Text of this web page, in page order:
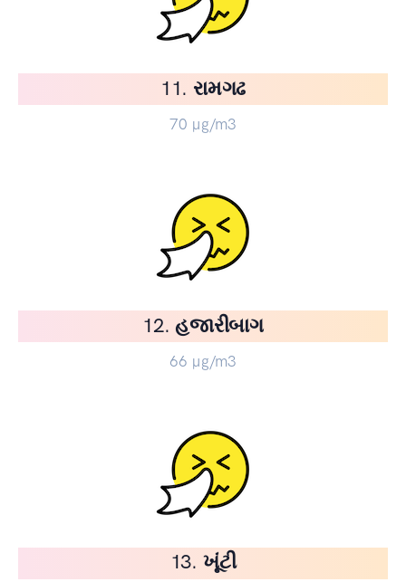
11. રામગઢ
70 µg/m3
12. હજારીબાગ
66 µg/m3
13. ખૂંટી